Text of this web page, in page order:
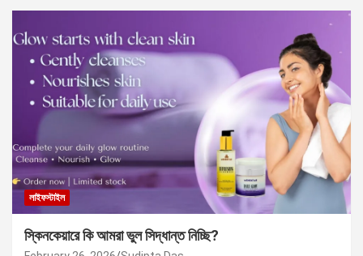
লাইফস্টাইল
স্কিনকেয়ারে কি আমরা ভুল সিদ্ধান্ত নিচ্ছি?